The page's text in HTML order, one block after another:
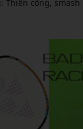
Thiên công,